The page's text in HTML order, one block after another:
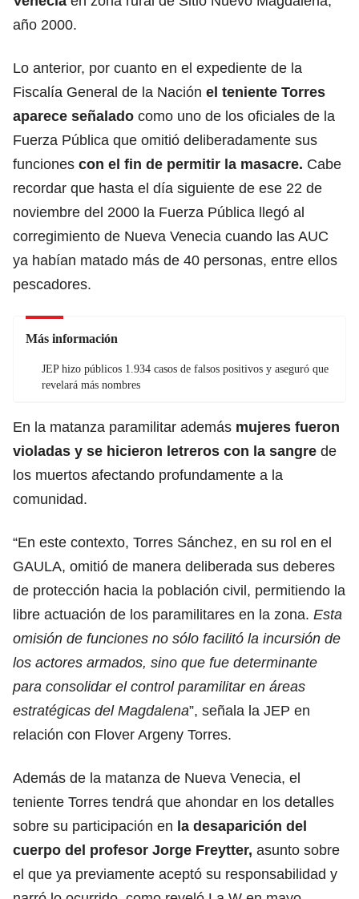
año 2000.
Lo anterior, por cuanto en el expediente de la
Fiscalía General de la Nación el teniente Torres
aparece señalado como uno de los oficiales de la
Fuerza Pública que omitió deliberadamente sus
funciones con el fin de permitir la masacre. Cabe
recordar que hasta el día siguiente de ese 22 de
noviembre del 2000 la Fuerza Pública llegó al
corregimiento de Nueva Venecia cuando las AUC
ya habían matado más de 40 personas, entre ellos
pescadores.
Más información
JEP hizo públicos 1.934 casos de falsos positivos y aseguró que
revelará más nombres
En la matanza paramilitar además mujeres fueron
violadas y se hicieron letreros con la sangre de
los muertos afectando profundamente a la
comunidad.
“En este contexto, Torres Sánchez, en su rol en el
GAULA, omitió de manera deliberada sus deberes
de protección hacia la población civil, permitiendo la
libre actuación de los paramilitares en la zona. Esta
omisión de funciones no sólo facilitó la incursión de
los actores armados, sino que fue determinante
para consolidar el control paramilitar en áreas
estratégicas del Magdalena”, señala la JEP en
relación con Flover Argeny Torres.
Además de la matanza de Nueva Venecia, el
teniente Torres tendrá que ahondar en los detalles
sobre su participación en la desaparición del
cuerpo del profesor Jorge Freytter, asunto sobre
el que ya previamente aceptó su responsabilidad y